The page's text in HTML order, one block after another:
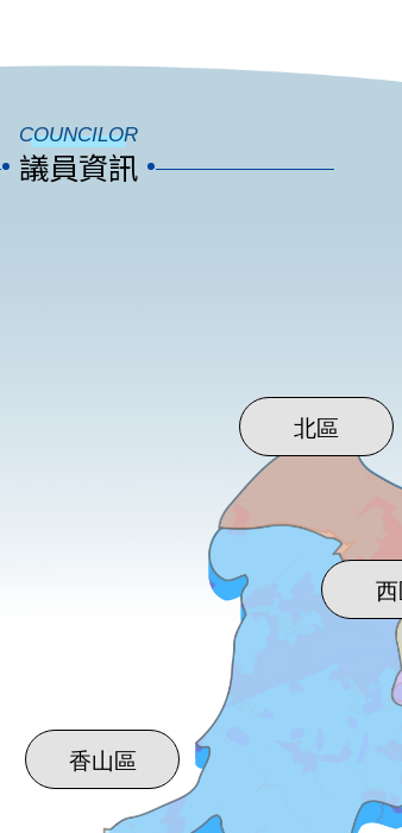
COUNCILOR
議員資訊